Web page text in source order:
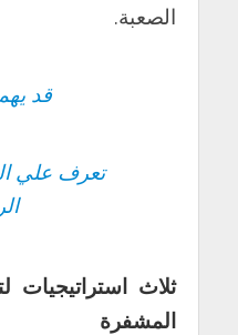
الصعبة.
قد
تعرف علي
ثلاث استراتيجيات
المشفرة